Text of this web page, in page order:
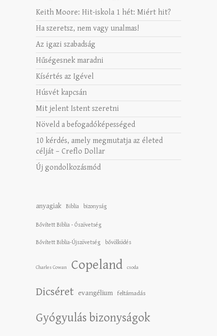
Keith Moore: Hit-iskola 1 hét: Miért hit?
Ha szeretsz, nem vagy unalmas!
Az igazi szabadság
Hűségesnek maradni
Kísértés az Igével
Húsvét kapcsán
Mit jelent Istent szeretni
Növeld a befogadóképességed
10 kérdés, amely megmutatja az életed
célját – Creflo Dollar
Új gondolkozásmód
anyagiak Biblia bizonyság
Bővített Biblia - Ószövetség
Bővített Biblia-Újszövetség bővölködés
Charles Cowan Copeland csoda
Dicséret evangélium feltámadás
Gyógyulás bizonyságok